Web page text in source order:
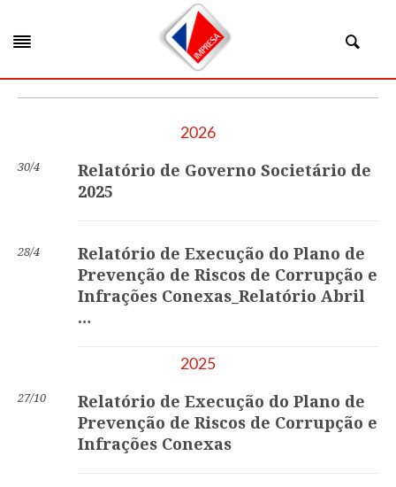
2026
30/4
Relatório de Governo Societário de
2025
28/4
Relatório de Execução do Plano de
Prevenção de Riscos de Corrupção e
Infrações Conexas_Relatório Abril
…
2025
27/10
Relatório de Execução do Plano de
Prevenção de Riscos de Corrupção e
Infrações Conexas